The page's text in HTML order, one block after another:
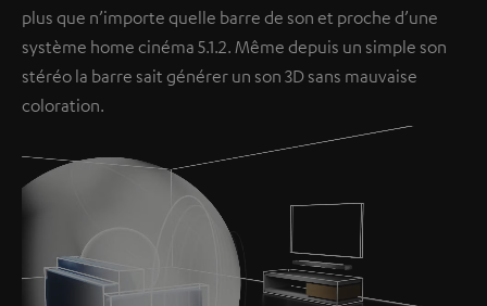
plus que n’importe quelle barre de son et proche d’une
système home cinéma 5.1.2. Même depuis un simple son
stéréo la barre sait générer un son 3D sans mauvaise
coloration.